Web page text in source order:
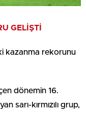
GELİŞTİ
kazanma rekorunu
dönemin 16.
sarı-kırmızılı grup,